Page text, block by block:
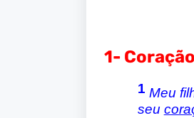
1-
1 Meu
seu